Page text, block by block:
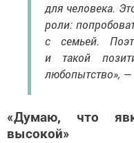
для человека.
роли:
с семьей.
и такой
любопытство»,
«Думаю, что
высокой»